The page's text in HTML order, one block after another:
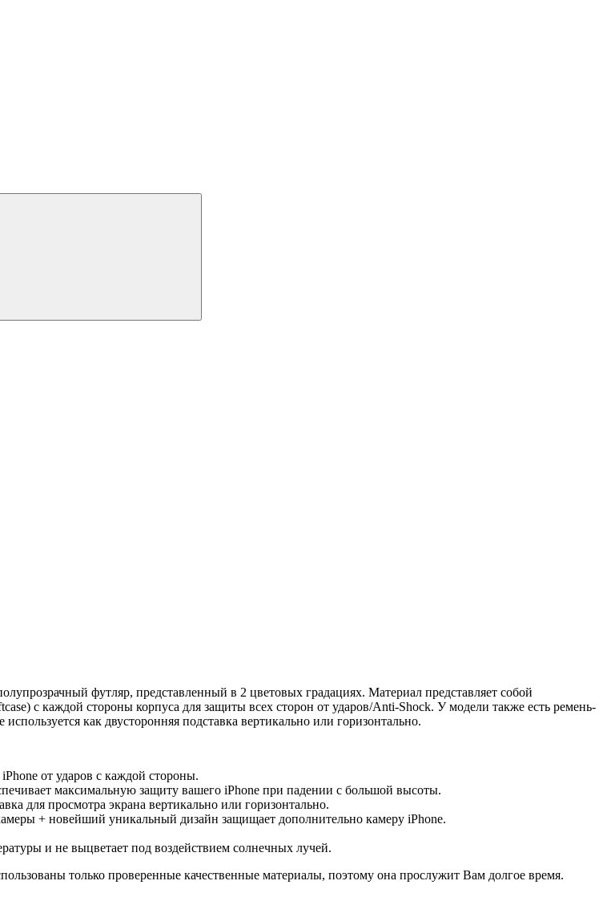
футляр, представленный в 2 цветовых градациях. Материал представляет собой
с каждой стороны корпуса для защиты всех сторон от ударов/Anti-Shock. У модели также есть ремень-
как двусторонняя подставка вертикально или горизонтально.
от ударов с каждой стороны.
максимальную защиту вашего iPhone при падении с большой высоты.
для просмотра экрана вертикально или горизонтально.
+ новейший уникальный дизайн защищает дополнительно камеру iPhone.
и не выцветает под воздействием солнечных лучей.
только проверенные качественные материалы, поэтому она прослужит Вам долгое время.